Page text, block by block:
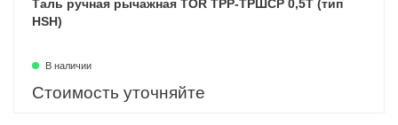
Таль ручная рычажная TOR ТРР-ТРШСР 0,5Т (тип
HSH)
В наличии
Стоимость уточняйте